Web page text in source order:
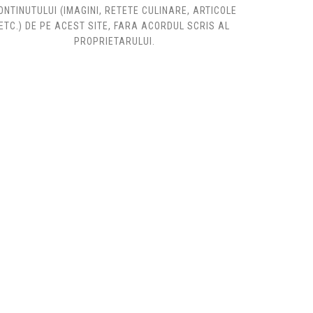
(IMAGINI, RETETE CULINARE, ARTICOLE
DE PE ACEST SITE, FARA ACORDUL SCRIS AL
PROPRIETARULUI.